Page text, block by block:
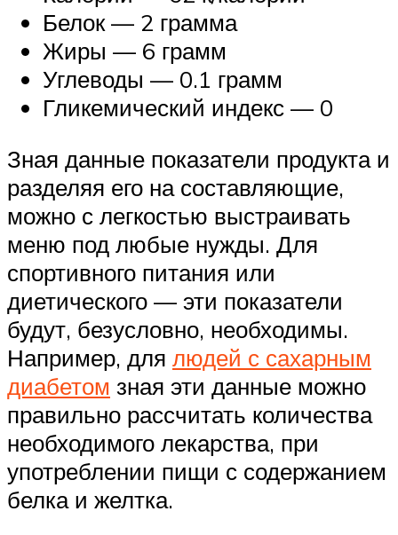
Белок — 2 грамма
Жиры — 6 грамм
Углеводы — 0.1 грамм
Гликемический индекс — 0
Зная данные показатели продукта и
разделяя его на составляющие,
можно с легкостью выстраивать
меню под любые нужды. Для
спортивного питания или
диетического — эти показатели
будут, безусловно, необходимы.
Например, для людей с сахарным
диабетом зная эти данные можно
правильно рассчитать количества
необходимого лекарства, при
употреблении пищи с содержанием
белка и желтка.